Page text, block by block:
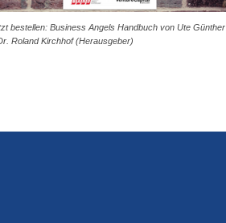
bestellen: Business Angels Handbuch von Ute Günther
Roland Kirchhof (Herausgeber)